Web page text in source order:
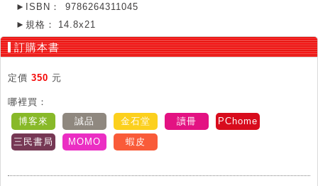
►ISBN：
9786264311045
►規格：
14.8x21
訂購本書
定價 350 元
哪裡買：
博客來
誠品 金石堂 讀冊
PChome
三民書局
MOMO 蝦皮